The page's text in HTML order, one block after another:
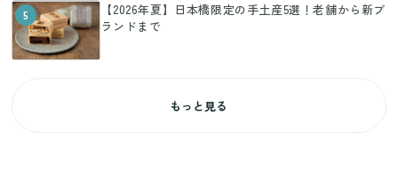
5
【2026年夏】日本橋限定の手土産5選！老舗から新ブ
ランドまで
もっと見る